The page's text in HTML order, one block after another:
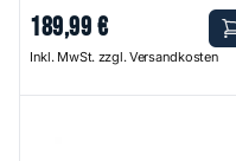
189,99€
Inkl. MwSt. zzgl. Versandkosten